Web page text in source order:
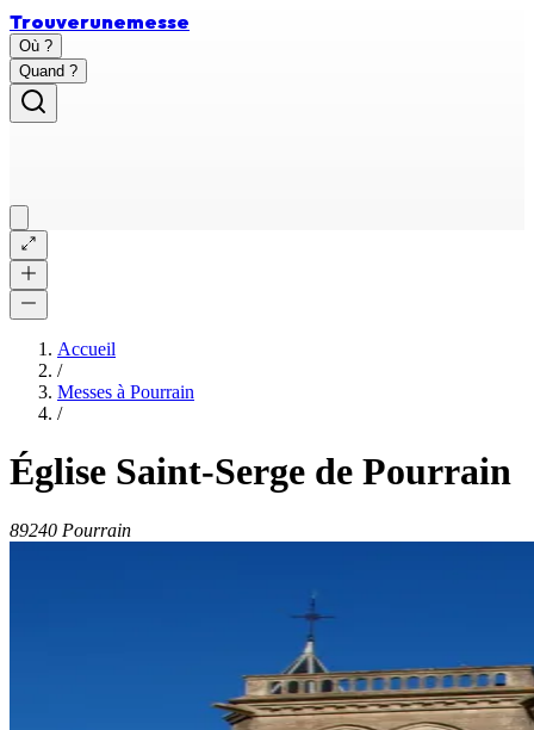
Trouverunemesse
Où ?
Quand ?
Accueil
/
Messes à Pourrain
/
Église Saint-Serge de Pourrain
89240 Pourrain